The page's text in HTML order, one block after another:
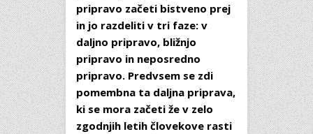
pripravo začeti bistveno prej
in jo razdeliti v tri faze: v
daljno pripravo, bližnjo
pripravo in neposredno
pripravo. Predvsem se zdi
pomembna ta daljna priprava,
ki se mora začeti že v zelo
zgodnjih letih človekove rasti